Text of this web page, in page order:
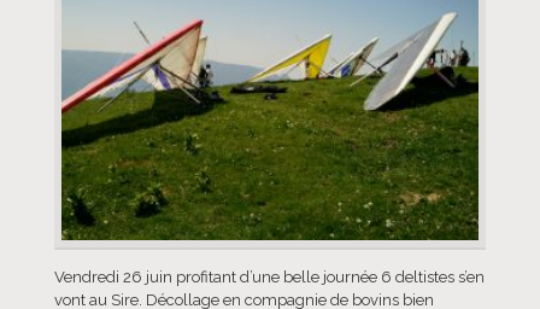
Vendredi 26 juin profitant d’une belle journée 6 deltistes s’en
vont au Sire. Décollage en compagnie de bovins bien